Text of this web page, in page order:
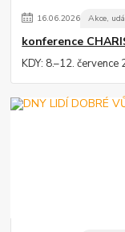
16.06.2026 Akce,
konference
KDY: 8.–12.